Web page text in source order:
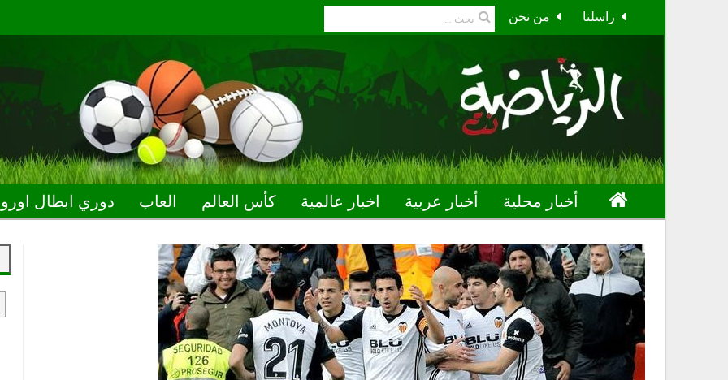
من نحن راسلنا
أخبار محلية أخبار عربية اخبار عالمية كأس العالم العاب دوري ابطال